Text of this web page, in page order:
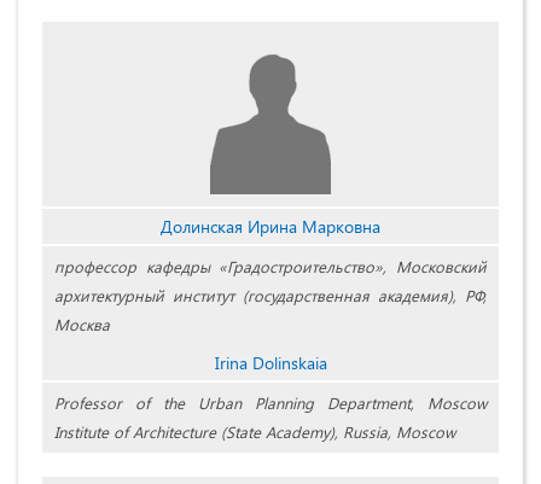
Долинская Ирина Марковна
профессор кафедры «Градостроительство», Московский
архитектурный институт (государственная академия), РФ,
Москва
Irina Dolinskaia
Professor of the Urban Planning Department, Moscow
Institute of Architecture (State Academy), Russia, Moscow